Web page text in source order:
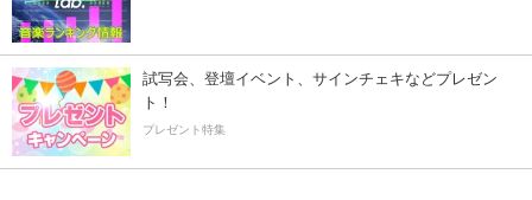
試写会、登壇イベント、サインチェキなどプレゼン
ト！
プレゼント特集